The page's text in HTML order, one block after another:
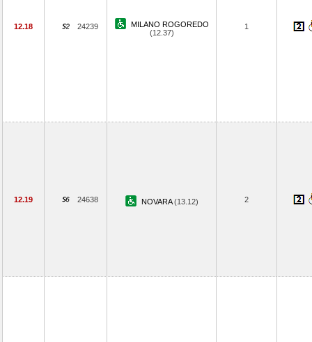
12.18 24239
MILANO ROGOREDO
(12.37)
1
12.19 24638 NOVARA(13.12) 2